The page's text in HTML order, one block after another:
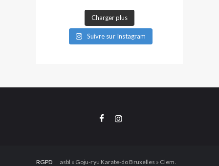
Charger plus
Suivre sur Instagram
RGPD asbl « Goju-ryu Karate-do Bruxelles » Clem.